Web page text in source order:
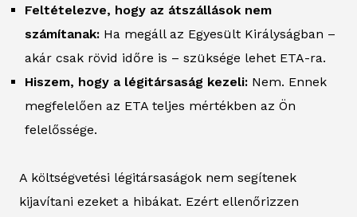
Feltételezve, hogy az átszállások nem
számítanak: Ha megáll az Egyesült Királyságban –
akár csak rövid időre is – szüksége lehet ETA-ra.
Hiszem, hogy a légitársaság kezeli: Nem. Ennek
megfelelően az ETA teljes mértékben az Ön
felelőssége.
A költségvetési légitársaságok nem segítenek
kijavítani ezeket a hibákat. Ezért ellenőrizzen